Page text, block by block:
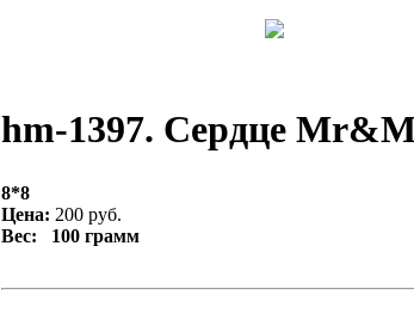
hm-1397. Сердце
8*8
Цена: 200 руб.
Вес: 100 грамм